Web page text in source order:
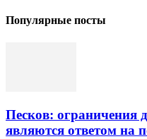
Популярные посты
Песков: ограничения
являются ответом на